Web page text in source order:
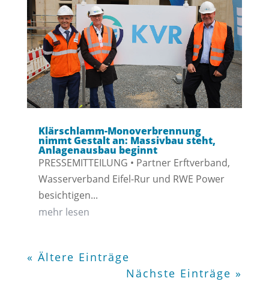
Klärschlamm-Monoverbrennung
nimmt Gestalt an: Massivbau steht,
Anlagenausbau beginnt
PRESSEMITTEILUNG • Partner Erftverband,
Wasserverband Eifel-Rur und RWE Power
besichtigen...
mehr lesen
« Ältere Einträge
Nächste Einträge »